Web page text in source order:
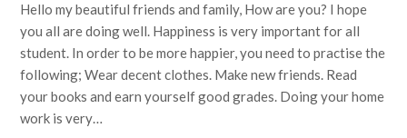
Hello my beautiful friends and family, How are you? I hope
you all are doing well. Happiness is very important for all
student. In order to be more happier, you need to practise the
following; Wear decent clothes. Make new friends. Read
your books and earn yourself good grades. Doing your home
work is very…